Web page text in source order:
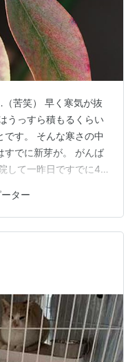
苦笑） 早く寒気が抜
うっすら積もるくらい
です。 そんな寒さの中
すでに新芽が。 がんば
して一昨日ですでに40
少し前から痛みの出
化膿性脊椎炎であるこ
術を受けたもとの病院
があったのは金曜日の
なかったのでのんびり
ーター